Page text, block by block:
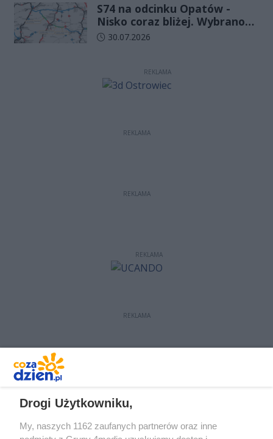
w Kielcach
S74 na odcinku Opatów -
Nisko coraz bliżej. Wybrano
wykonawcę kolejnego
Data dodania artykułu:
30.07.2026
REKLAMA
REKLAMA
REKLAMA
REKLAMA
REKLAMA
Drogi Użytkowniku,
My, naszych 1162 zaufanych partnerów oraz inne